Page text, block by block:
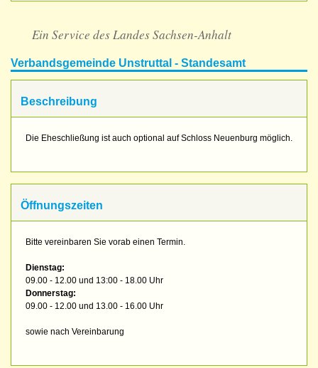
Ein Service des Landes Sachsen-Anhalt
Verbandsgemeinde Unstruttal - Standesamt
Beschreibung
Die Eheschließung ist auch optional auf Schloss Neuenburg möglich.
Öffnungszeiten
Bitte vereinbaren Sie vorab einen Termin.
Dienstag:
09.00 - 12.00 und 13:00 - 18.00 Uhr
Donnerstag:
09.00 - 12.00 und 13.00 - 16.00 Uhr
sowie nach Vereinbarung